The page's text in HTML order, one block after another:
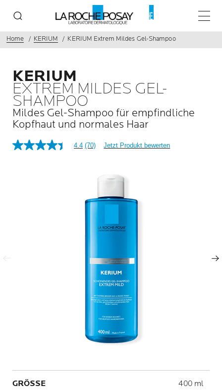
Home KERIUM KERIUM Extrem Mildes Gel-Shampoo
KERIUM
EXTREM MILDES GEL-
SHAMPOO
Mildes Gel-Shampoo für empfindliche
Kopfhaut und normales Haar
4.4 (70) Jetzt Produkt bewerten
Nächster Eintrag
GRÖSSE Volume
400 ml